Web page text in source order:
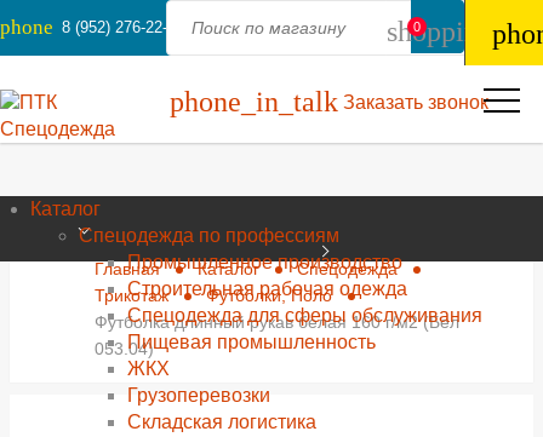
phone 8 (952) 276-22-44
phone_in_talk Заказать звонок
Каталог
Спецодежда по профессиям
Промышленное производство
Строительная рабочая одежда
Спецодежда для сферы обслуживания
Пищевая промышленность
ЖКХ
Грузоперевозки
Складская логистика
0
Главная Каталог
Спецодежда
Трикотаж
Футболки, Поло
Футболка длинный рукав белая 160 г/м2 (Бел
053.04)